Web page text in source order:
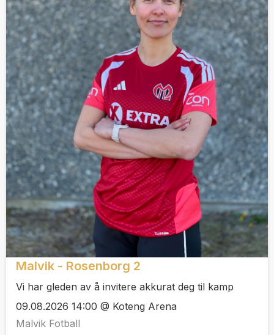
Malvik - Rosenborg 2
Vi har gleden av å invitere akkurat deg til kamp
09.08.2026 14:00 @ Koteng Arena
Malvik Fotball